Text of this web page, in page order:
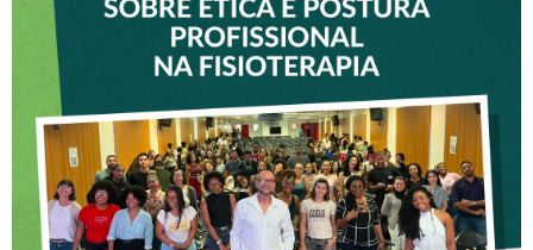
VICE-PRESIDENTE DO
CREFITO-7 PARTICIPA DE
OFICINA SOBRE ÉTICA E
POSTURA PROFISSIONAL
NA FISIOTERAPIA